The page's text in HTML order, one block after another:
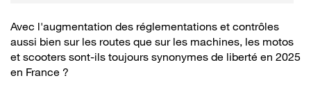
Avec l'augmentation des réglementations et contrôles
aussi bien sur les routes que sur les machines, les motos
et scooters sont-ils toujours synonymes de liberté en 2025
en France ?